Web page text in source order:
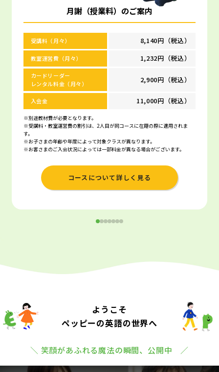
月謝（授業料）のご案内
受講料（月々） 8,140円（税込）
教室運営費（月々） 1,232円（税込）
カードリーダー
レンタル料金（月々）
2,900円（税込）
入会金 11,000円（税込）
※別途教材費が必要となります。
※受講料・教室運営費の割引は、2人目が同コースに在籍の際に適用されま
す。
※お子さまの年齢や年度によって対象クラスが異なります。
※お客さまのご入会状況によっては一部料金が異なる場合がございます。
コースについて詳しく見る
ようこそ
ペッピーの英語の世界へ
＼ 笑顔があふれる魔法の瞬間、公開中 ／